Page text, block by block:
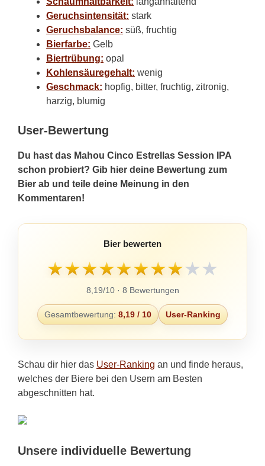
Geruchsintensität: stark
Geruchsbalance: süß, fruchtig
Bierfarbe: Gelb
Biertrübung: opal
Kohlensäuregehalt: wenig
Geschmack: hopfig, bitter, fruchtig, zitronig,
harzig, blumig
User-Bewertung
Du hast das Mahou Cinco Estrellas Session IPA
schon probiert? Gib hier deine Bewertung zum
Bier ab und teile deine Meinung in den
Kommentaren!
Bier bewerten
★★★★★★★★★★
8,19/10 · 8 Bewertungen
Gesamtbewertung: 8,19 / 10 User-Ranking
Schau dir hier das User-Ranking an und finde heraus,
welches der Biere bei den Usern am Besten
abgeschnitten hat.
Unsere individuelle Bewertung